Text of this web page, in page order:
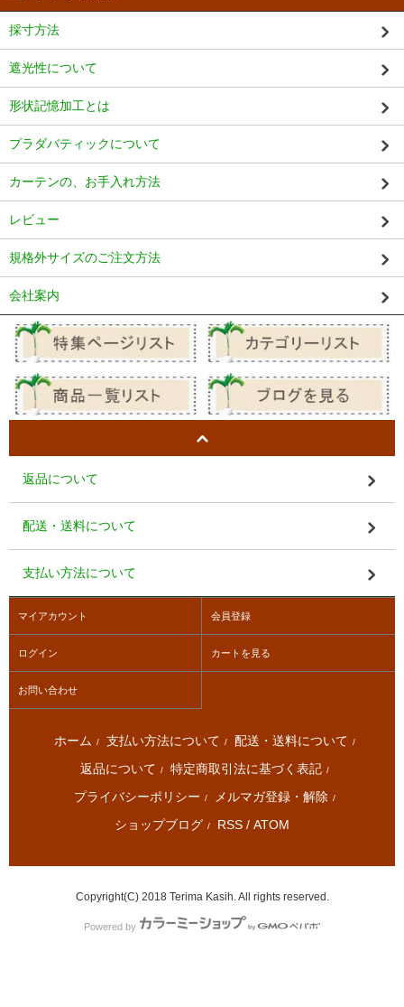
採寸方法
遮光性について
形状記憶加工とは
プラダバティックについて
カーテンの、お手入れ方法
レビュー
規格外サイズのご注文方法
会社案内
返品について
配送・送料について
支払い方法について
マイアカウント 会員登録
ログイン カートを見る
お問い合わせ
ホーム / 支払い方法について / 配送・送料について /
返品について / 特定商取引法に基づく表記 /
プライバシーポリシー / メルマガ登録・解除 /
ショップブログ / RSS / ATOM
Copyright(C) 2018 Terima Kasih. All rights reserved.
Powered by